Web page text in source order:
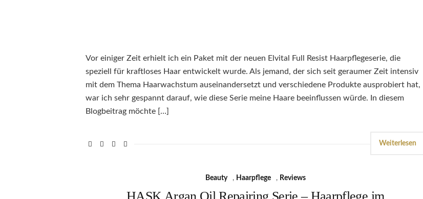
Vor einiger Zeit erhielt ich ein Paket mit der neuen Elvital Full Resist Haarpflegeserie, die
speziell für kraftloses Haar entwickelt wurde. Als jemand, der sich seit geraumer Zeit intensiv
mit dem Thema Haarwachstum auseinandersetzt und verschiedene Produkte ausprobiert hat,
war ich sehr gespannt darauf, wie diese Serie meine Haare beeinflussen würde. In diesem
Blogbeitrag möchte […]
Weiterlesen
Beauty , Haarpflege , Reviews